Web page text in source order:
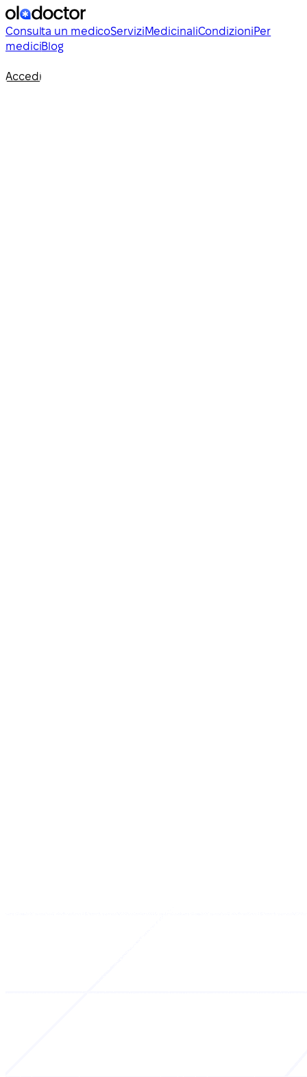
Consulta un medicoServiziMedicinaliCondizioniPer
mediciBlog
Accedi